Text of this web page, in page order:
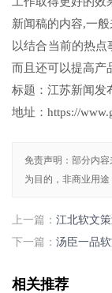
新闻稿的内容,一
以结合当前的热
而且还可以提高产
标题：江苏新闻发
地址：https://
免责声明：部分内
为目的，非商业用途
上一篇： 江北软文策
下一篇： 汤臣一品
相关推荐